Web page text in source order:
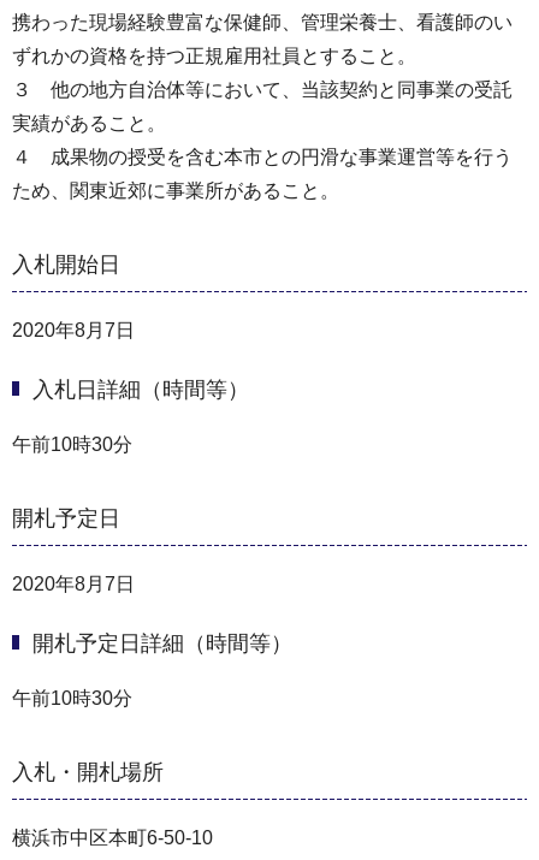
携わった現場経験豊富な保健師、管理栄養士、看護師のい
ずれかの資格を持つ正規雇用社員とすること。
３ 他の地方自治体等において、当該契約と同事業の受託
実績があること。
４ 成果物の授受を含む本市との円滑な事業運営等を行う
ため、関東近郊に事業所があること。
入札開始日
2020年8月7日
入札日詳細（時間等）
午前10時30分
開札予定日
2020年8月7日
開札予定日詳細（時間等）
午前10時30分
入札・開札場所
横浜市中区本町6-50-10